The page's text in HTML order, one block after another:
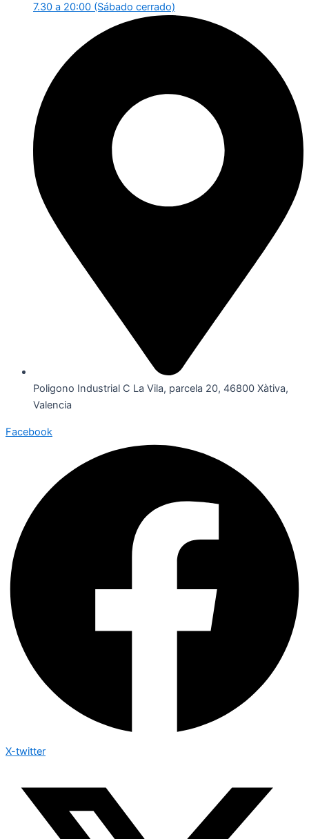
7.30 a 20:00 (Sábado cerrado)
Poligono Industrial C La Vila, parcela 20, 46800 Xàtiva,
Valencia
Facebook
X-twitter